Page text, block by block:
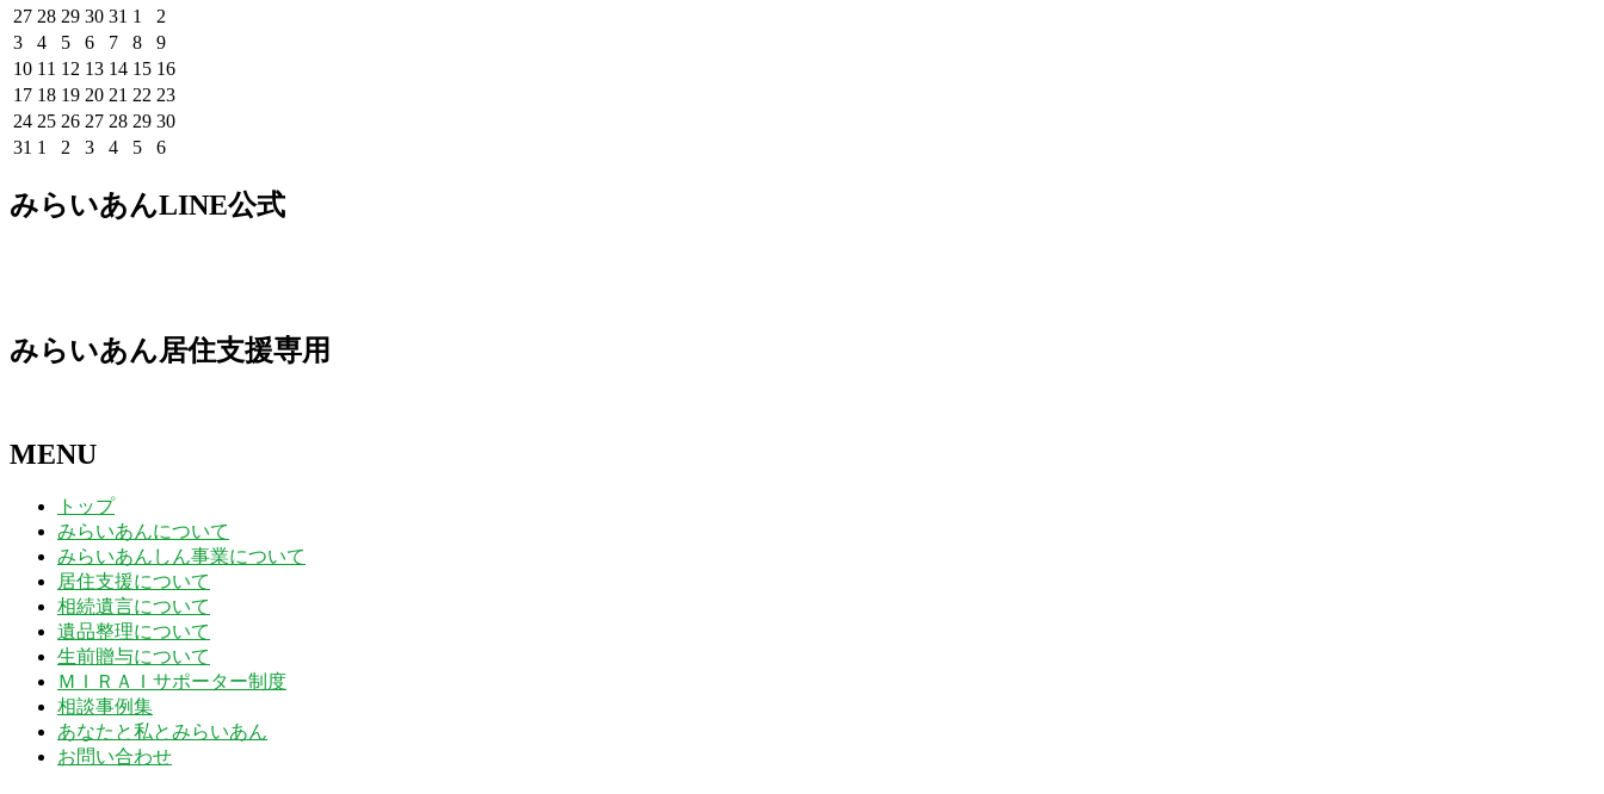
曜
日
曜
日
曜
日
曜
日
曜
日
曜
日
272026
年
7
月
27
日
282026
年
7
月
28
日
292026
年
7
月
29
日
302026
年
7
月
30
日
31 2026
年
7
月
31
日
1
2026
年
8
月
1
日
2
年
8
月
2
日
32026
年
8
月
3
日
42026
年
8
月
4
日
52026
年
8
月
5
日
62026
年
8
月
6
日
72026
年
8
月
7
日
82026
年
8
月
8
日
92026
年
8
月
9
日
102026
年
8
月
10
11 2026
年
8
月
11
12 2026
年
8
月
12
132026
年
8
月
13
142026
年
8
月
14
152026
年
8
月
15
162026
8
172026
年
8
日
182026
年
8
日
192026
年
8
日
202026
年
日
21 2026
年
8
日
22 2026
年
8
日
232026
年
日
242026
年
月
24
252026
年
25
262026
年
26
272026
年
月
27
282026
年
月
28
292026
年
29
302026
30
31 2026
月
1
2026
9
月
2 2026
9
月
32026
月
42026
9
月
52026
9
月
62026
9
月
みらいあんLINE公式
みらいあん居住支援専用
MENU
トップ
みらいあんについて
みらいあんしん事業について
居住支援について
相続遺言について
遺品整理について
生前贈与について
ＭＩＲＡＩサポーター制度
相談事例集
あなたと私とみらいあん
お問い合わせ